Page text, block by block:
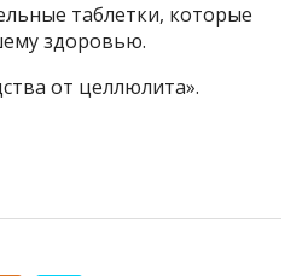
таблетки, которые
здоровью.
от целлюлита».